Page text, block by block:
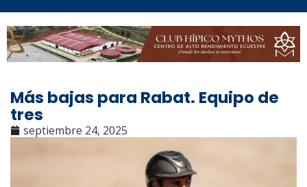
Más bajas para Rabat. Equipo de
tres
septiembre 24, 2025